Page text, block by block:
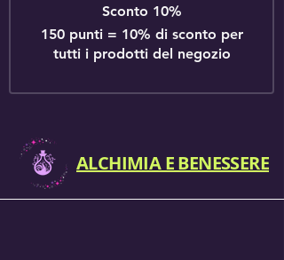
Sconto 10%
150 punti = 10% di sconto per
tutti i prodotti del negozio
ALCHIMIA E BENESSERE